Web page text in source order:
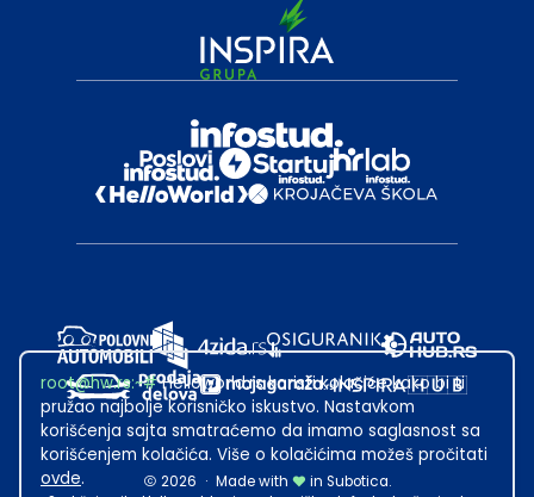
2026 · Made with
in Subotica.
root@hw.rs:~#Helloworld.rs koristi kolačiće kako bi ti
pružao najbolje korisničko iskustvo. Nastavkom
korišćenja sajta smatraćemo da imamo saglasnost sa
korišćenjem kolačića. Više o kolačićima možeš pročitati
ovde.